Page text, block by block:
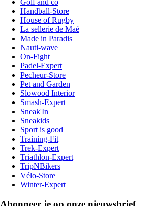
Golf and co
Handball-Store
House of Rugby
La sellerie de Maé
Made in Paradis
Nauti-wave
On-Fight
Padel-Expert
Pecheur-Store
Pet and Garden
Slowood Interior
Smash-Expert
Sneak'In
Sneakids
Sport is good
Training-Fit
Trek-Expert
Triathlon-Expert
TripNBikers
Vélo-Store
Winter-Expert